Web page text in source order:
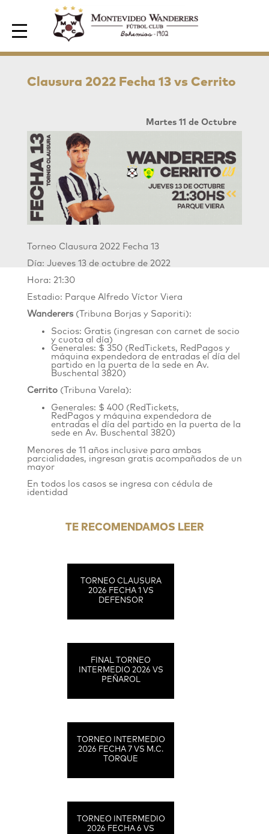
Area de Socios
Clausura 2022 Fecha 13 vs Cerrito
Martes 11 de Octubre
Torneo Clausura 2022 Fecha 13
Día: Jueves 13 de octubre de 2022
Hora: 21:30
Estadio: Parque Alfredo Víctor Viera
Wanderers(Tribuna Borjas y Saporiti):
Socios: Gratis (ingresan con carnet de socio
y cuota al día)
Generales: $ 350 (RedTickets, RedPagos y
máquina expendedora de entradas el día del
partido en la puerta de la sede en Av.
Buschental 3820)
Cerrito(Tribuna Varela):
Generales: $ 400 (RedTickets,
RedPagos y máquina expendedora de
entradas el día del partido en la puerta de la
sede en Av. Buschental 3820)
Menores de 11 años inclusive para ambas
parcialidades, ingresan gratis acompañados de un
mayor
En todos los casos se ingresa con cédula de
identidad
TE RECOMENDAMOS LEER
TORNEO CLAUSURA
2026 FECHA 1 VS
DEFENSOR
FINAL TORNEO
INTERMEDIO 2026 VS
PEÑAROL
TORNEO INTERMEDIO
2026 FECHA 7 VS M.C.
TORQUE
TORNEO INTERMEDIO
2026 FECHA 6 VS